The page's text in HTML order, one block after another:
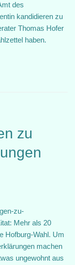
des
kandidieren zu
Thomas Hofer
haben.
zu
zu-
Mehr als 20
Hofburg-Wahl. Um
machen
ungewohnt aus